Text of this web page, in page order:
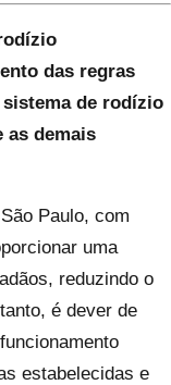
das regras
de rodízio
as demais
Paulo, com
uma
reduzindo o
é dever de
estabelecidas e